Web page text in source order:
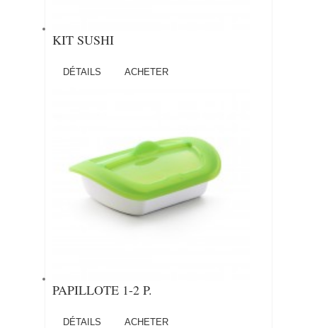
KIT SUSHI
DÉTAILS ACHETER
PAPILLOTE 1-2 P.
DÉTAILS ACHETER